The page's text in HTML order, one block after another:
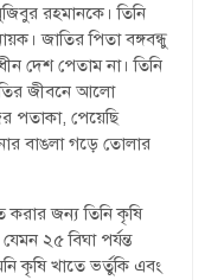
রহমানকে। তিনি
জাতির পিতা বঙ্গবন্ধু
দেশ পেতাম না। তিনি
জীবনে আলো
পতাকা, পেয়েছি
বাঙলা গড়ে তোলার
করার জন্য তিনি কৃষি
২৫ বিঘা পর্যন্ত
কৃষি খাতে ভর্তুকি এবং